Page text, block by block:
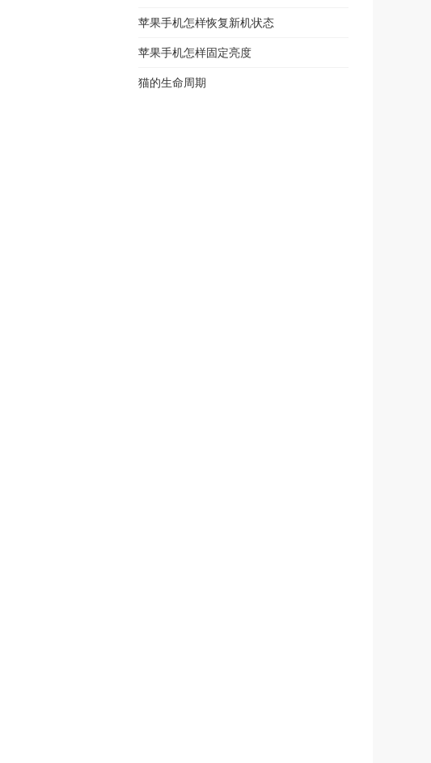
苹果手机怎样恢复新机状态
苹果手机怎样固定亮度
猫的生命周期